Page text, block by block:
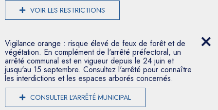
VOIR LES RESTRICTIONS
Vigilance orange : risque élevé de feux de forêt et de
végétation. En complément de l'arrêté préfectoral, un
arrêté communal est en vigueur depuis le 24 juin et
jusqu'au 15 septembre. Consultez l'arrêté pour connaître
les interdictions et les espaces arborés concernés.
CONSULTER L'ARRÊTÉ MUNICIPAL